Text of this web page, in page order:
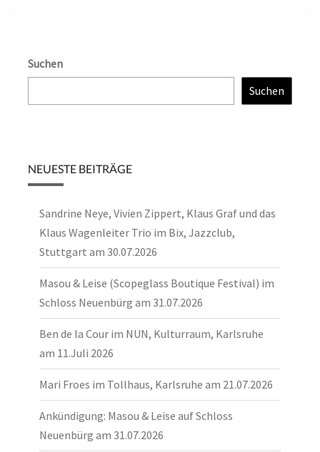
Suchen
Suchen
NEUESTE BEITRÄGE
Sandrine Neye, Vivien Zippert, Klaus Graf und das
Klaus Wagenleiter Trio im Bix, Jazzclub,
Stuttgart am 30.07.2026
Masou & Leise (Scopeglass Boutique Festival) im
Schloss Neuenbürg am 31.07.2026
Ben de la Cour im NUN, Kulturraum, Karlsruhe
am 11.Juli 2026
Mari Froes im Tollhaus, Karlsruhe am 21.07.2026
Ankündigung: Masou & Leise auf Schloss
Neuenbürg am 31.07.2026